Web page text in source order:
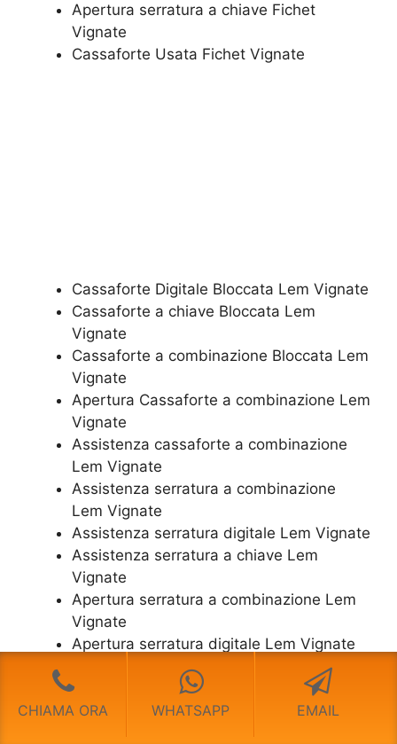
​Apertura serratura​ ​a chiave Fichet
Vignate
​Cassaforte Usata Fichet Vignate
Cassaforte Digitale Bloccata Lem Vignate
Cassaforte a chiave Bloccata Lem
Vignate
Cassaforte a combinazione Bloccata Lem
Vignate
​Apertura Cassaforte a combinazione Lem
Vignate
Assistenza cassaforte a combinazione
Lem Vignate
​Assistenza serratura​ ​a combinazione
Lem Vignate
Assistenza serratura ​digitale Lem Vignate
Assistenza serratura ​a chiave Lem
Vignate
​Apertura serratura​ ​a combinazione Lem
Vignate
Apertura serratura​ ​digitale Lem Vignate
​Apertura serratura​ ​a chiave Lem Vignate
​Cassaforte Usata Lem Vignate
CHIAMA ORA
WHATSAPP EMAIL